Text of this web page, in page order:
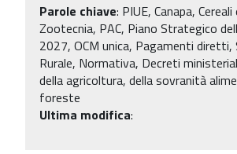
Parole chiave: PIUE, Canapa,
Zootecnia, PAC, Piano Strategico
2027, OCM unica, Pagamenti diretti,
Rurale, Normativa, Decreti
della agricoltura, della sovranità
foreste
Ultima modifica: